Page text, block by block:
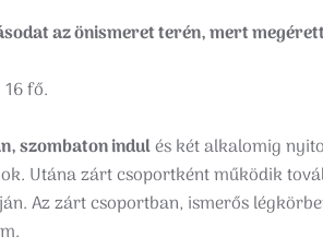
az önismeret terén, mert
fő.
szombaton indulés két alkalomig
Utána zárt csoportként működik
Az zárt csoportban, ismerős